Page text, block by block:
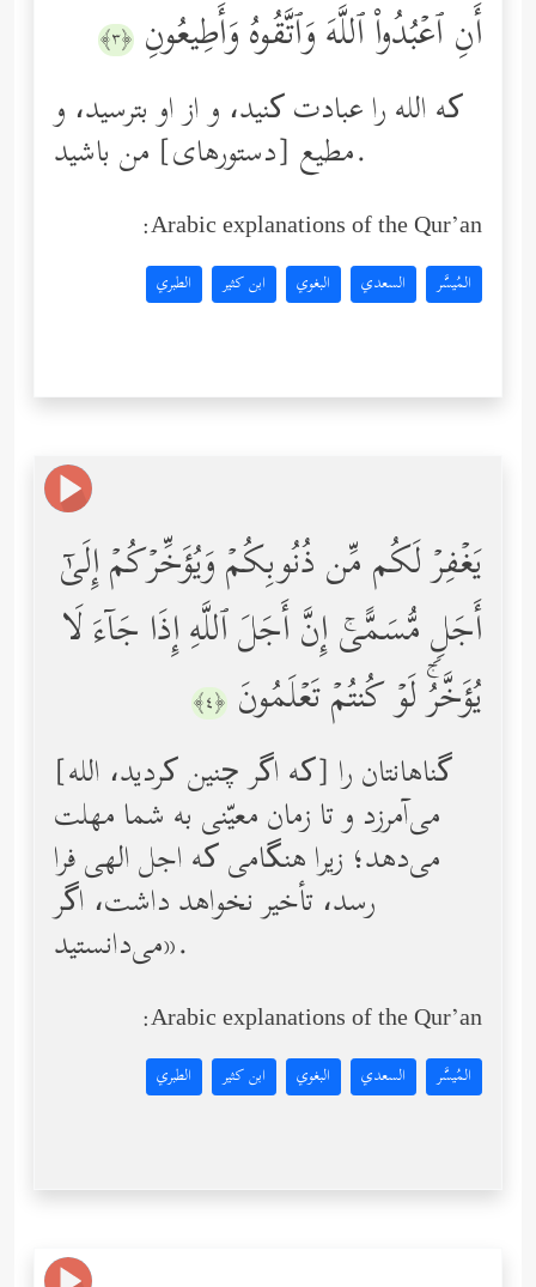
أَنِ ٱعۡبُدُواْ ٱللَّهَ وَٱتَّقُوهُ وَأَطِیعُونِ ﴿٣﴾
که الله را عبادت کنید، و از او بترسید، و
مطیع [دستورهای] من باشید.
Arabic explanations of the Qur’an:
المُيسَّر السعدي البغوي ابن كثير الطبري
یَغۡفِرۡ لَكُم مِّن ذُنُوبِكُمۡ وَیُؤَخِّرۡكُمۡ إِلَىٰۤ
أَجَلࣲ مُّسَمًّىۚ إِنَّ أَجَلَ ٱللَّهِ إِذَا جَاۤءَ لَا
یُؤَخَّرُۚ لَوۡ كُنتُمۡ تَعۡلَمُونَ ﴿٤﴾
[که اگر چنین کردید، الله] گناهانتان را
می‌آمرزد و تا زمان معیّنی به شما مهلت
می‌دهد؛ زیرا هنگامی که اجل الهی فرا
رسد، تأخیر نخواهد داشت، اگر
می‌دانستید».
Arabic explanations of the Qur’an:
المُيسَّر السعدي البغوي ابن كثير الطبري